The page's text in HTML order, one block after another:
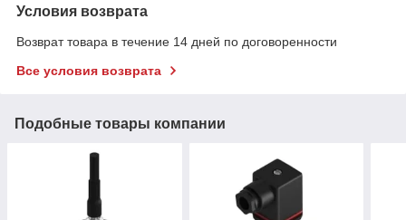
Условия возврата
Возврат товара в течение 14 дней по договоренности
Все условия возврата
Подобные товары компании